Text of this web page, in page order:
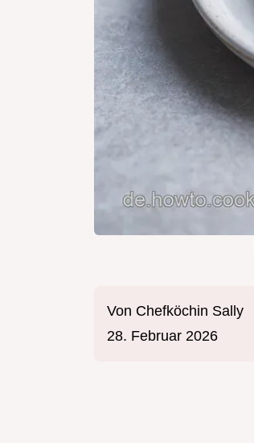
Von Chefköchin Sally
28. Februar 2026